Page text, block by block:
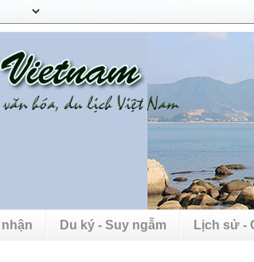
Du ký - Suy ngẫm Lịch sử -